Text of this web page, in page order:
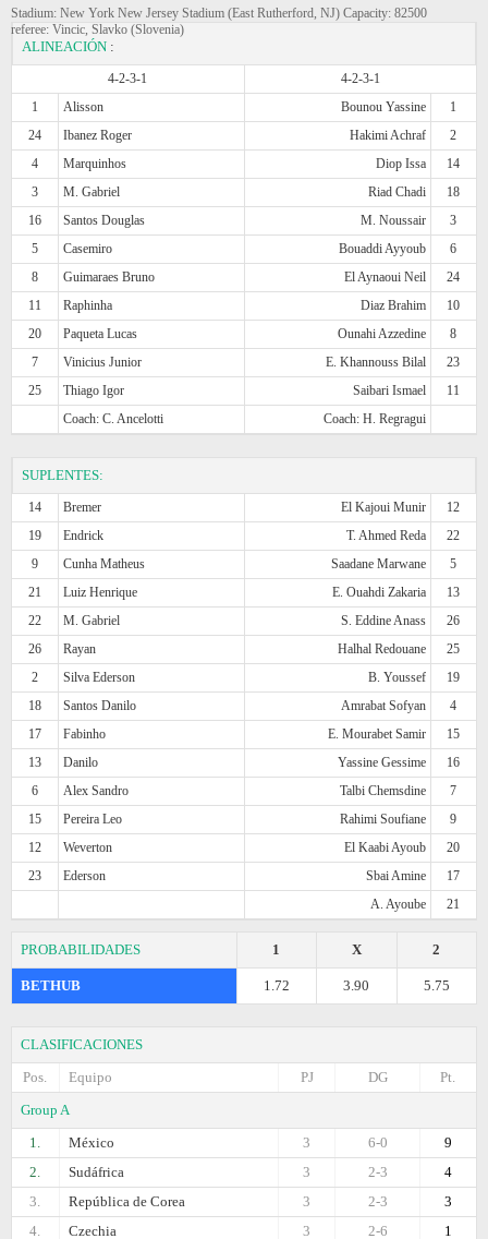
Stadium: New York New Jersey Stadium (East Rutherford, NJ) Capacity: 82500
referee: Vincic, Slavko (Slovenia)
ALINEACIÓN :
4-2-3-1
4-2-3-1
1
Alisson Bounou Yassine
1
24
Ibanez Roger Hakimi Achraf
2
4
Marquinhos Diop Issa
14
3
M. Gabriel Riad Chadi
18
16
Santos Douglas M. Noussair
3
5
Casemiro Bouaddi Ayyoub
6
8
Guimaraes Bruno El Aynaoui Neil
24
11
Raphinha Diaz Brahim
10
20
Paqueta Lucas Ounahi Azzedine
8
7
Vinicius Junior E. Khannouss Bilal
23
25
Thiago Igor Saibari Ismael
11
Coach: C. Ancelotti
Coach: H. Regragui
SUPLENTES:
14 Bremer El Kajoui Munir
12
19
Endrick T. Ahmed Reda
22
9
Cunha Matheus Saadane Marwane
5
21
Luiz Henrique E. Ouahdi Zakaria
13
22
M. Gabriel S. Eddine Anass
26
26
Rayan Halhal Redouane
25
2
Silva Ederson B. Youssef
19
18
Santos Danilo Amrabat Sofyan
4
17
Fabinho E. Mourabet Samir
15
13
Danilo Yassine Gessime
16
6
Alex Sandro Talbi Chemsdine
7
15
Pereira Leo Rahimi Soufiane
9
12
Weverton El Kaabi Ayoub
20
23
Ederson Sbai Amine
17
A. Ayoube
21
PROBABILIDADES 2
X
1
BETHUB 5.75
3.90
1.72
CLASIFICACIONES
Pos.
Equipo Pt.
DG
PJ
Group A
1.
México 9
6-0
3
2.
Sudáfrica 4
2-3
3
3.
República de Corea 3
2-3
3
4.
Czechia 1
2-6
3